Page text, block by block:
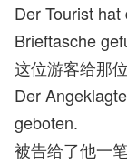
Der Tourist
Brieftasche
这位游客给那
Der
geboten.
被告给了他一